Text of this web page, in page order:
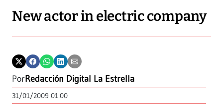
New actor in electric company
PorRedacción Digital La Estrella
31/01/2009 01:00